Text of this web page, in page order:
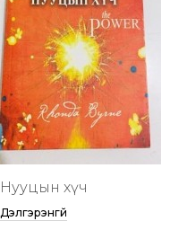
Нууцын хүч
Дэлгэрэнгүй